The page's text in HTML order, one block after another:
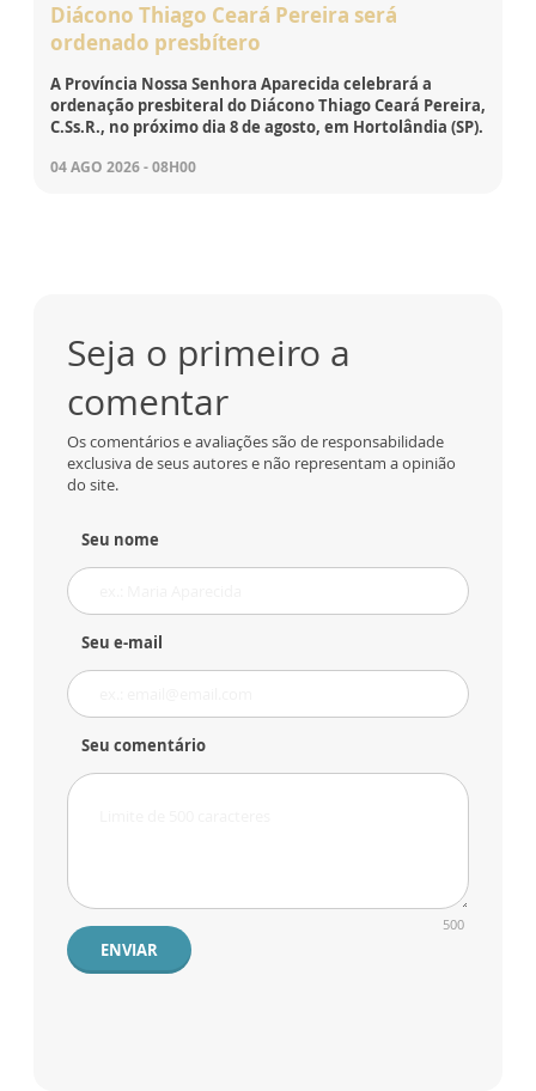
Diácono Thiago Ceará Pereira será
ordenado presbítero
A Província Nossa Senhora Aparecida celebrará a
ordenação presbiteral do Diácono Thiago Ceará Pereira,
C.Ss.R., no próximo dia 8 de agosto, em Hortolândia (SP).
04 AGO 2026 - 08H00
Seja o primeiro a
comentar
Os comentários e avaliações são de responsabilidade
exclusiva de seus autores e não representam a opinião
do site.
Seu nome
Seu e-mail
Seu comentário
500
ENVIAR